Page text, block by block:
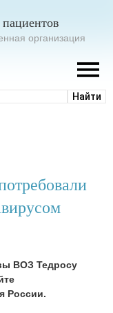
организация
ВОЗ Тедросу
России.